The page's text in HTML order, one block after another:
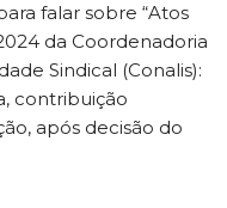
falar sobre “Atos
da Coordenadoria
Sindical (Conalis):
contribuição
após decisão do